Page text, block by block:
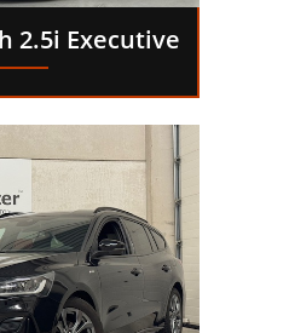
2.5i Executive